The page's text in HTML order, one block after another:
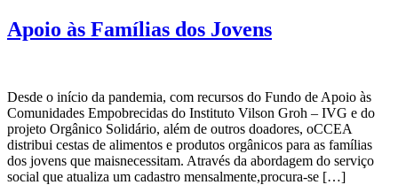
Apoio às Famílias dos Jovens
Desde o início da pandemia, com recursos do Fundo de Apoio às
Comunidades Empobrecidas do Instituto Vilson Groh – IVG e do
projeto Orgânico Solidário, além de outros doadores, oCCEA
distribui cestas de alimentos e produtos orgânicos para as famílias
dos jovens que maisnecessitam. Através da abordagem do serviço
social que atualiza um cadastro mensalmente,procura-se […]